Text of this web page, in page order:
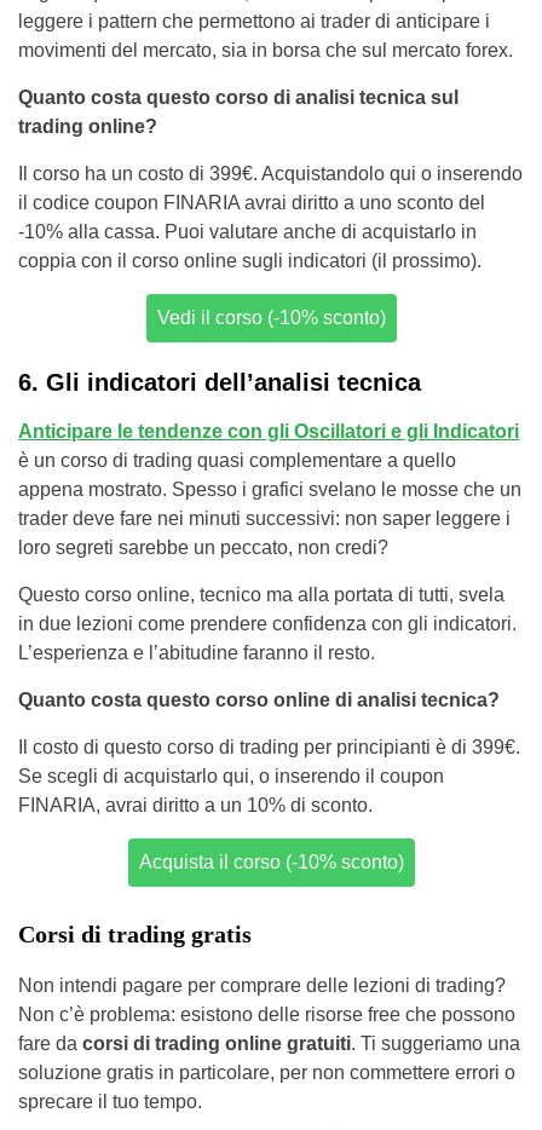
leggere i pattern che permettono ai trader di anticipare i
movimenti del mercato, sia in borsa che sul mercato forex.
Quanto costa questo corso di analisi tecnica sul
trading online?
Il corso ha un costo di 399€. Acquistandolo qui o inserendo
il codice coupon FINARIA avrai diritto a uno sconto del
-10% alla cassa. Puoi valutare anche di acquistarlo in
coppia con il corso online sugli indicatori (il prossimo).
Vedi il corso (-10% sconto)
6. Gli indicatori dell’analisi tecnica
Anticipare le tendenze con gli Oscillatori e gli Indicatori
è un corso di trading quasi complementare a quello
appena mostrato. Spesso i grafici svelano le mosse che un
trader deve fare nei minuti successivi: non saper leggere i
loro segreti sarebbe un peccato, non credi?
Questo corso online, tecnico ma alla portata di tutti, svela
in due lezioni come prendere confidenza con gli indicatori.
L’esperienza e l’abitudine faranno il resto.
Quanto costa questo corso online di analisi tecnica?
Il costo di questo corso di trading per principianti è di 399€.
Se scegli di acquistarlo qui, o inserendo il coupon
FINARIA, avrai diritto a un 10% di sconto.
Acquista il corso (-10% sconto)
Corsi di trading gratis
Non intendi pagare per comprare delle lezioni di trading?
Non c’è problema: esistono delle risorse free che possono
fare da corsi di trading online gratuiti. Ti suggeriamo una
soluzione gratis in particolare, per non commettere errori o
sprecare il tuo tempo.